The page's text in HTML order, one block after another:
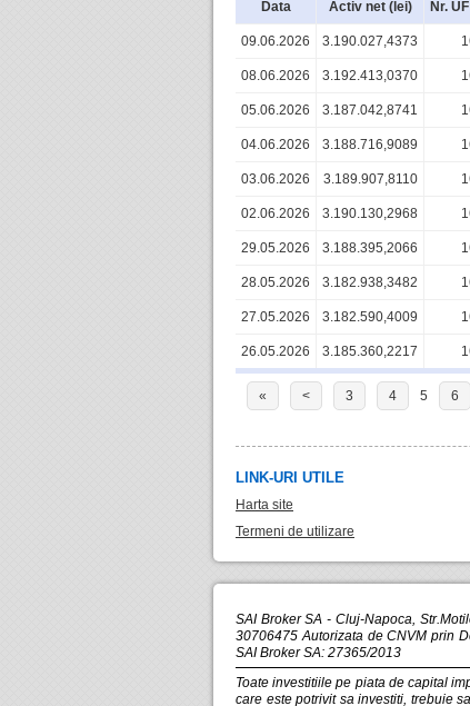
Data Activ net (lei) Nr.
09.06.2026 3.190.027,4373
08.06.2026 3.192.413,0370
05.06.2026 3.187.042,8741
04.06.2026 3.188.716,9089
03.06.2026 3.189.907,8110
02.06.2026 3.190.130,2968
29.05.2026 3.188.395,2066
28.05.2026 3.182.938,3482
27.05.2026 3.182.590,4009
26.05.2026 3.185.360,2217
« < 3 4 5 6
LINK-URI UTILE
Harta site
Termeni de utilizare
SAI Broker SA - Cluj-Napoca,
30706475 Autorizata de CNVM prin
SAI Broker SA: 27365/2013
Toate investitiile pe piata de capital
care este potrivit sa investiti, trebuie